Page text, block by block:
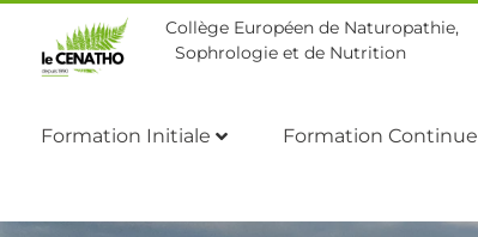
Collège Européen de Naturopathie,
Sophrologie et de Nutrition
Formation Initiale Formation Continue